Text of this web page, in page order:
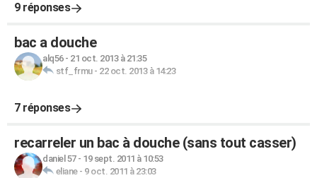
9 réponses
bac a douche
alq56- 21 oct. 2013 à 21:35
stf_frmu- 22 oct. 2013 à 14:23
7 réponses
recarreler un bac à douche (sans tout casser)
daniel 57- 19 sept. 2011 à 10:53
eliane- 9 oct. 2011 à 23:03